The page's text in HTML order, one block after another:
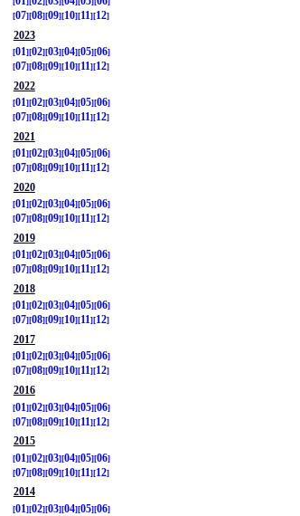
07 08 09 10 11
12
2023
01
02 03 04 05 06
07 08 09 10 11
12
2022
01
02 03 04 05 06
07 08 09 10 11
12
2021
01
02 03 04 05 06
07 08 09 10 11
12
2020
01
02 03 04 05 06
07 08 09 10 11
12
2019
01
02 03 04 05 06
07 08 09 10 11
12
2018
01 02 03 04 05 06
07 08 09 10 11 12
2017
01 02 03 04 05 06
07 08 09 10 11 12
2016
01
02 03 04 05 06
07 08 09 10 11
12
2015
01
02 03 04 05 06
07 08 09 10 11
12
2014
01
02 03 04 05 06